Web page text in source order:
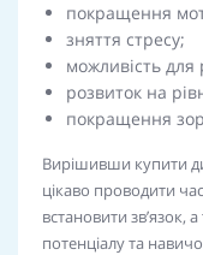
покращення
зняття стресу;
можливість
розвиток на
покращення
Вирішивши купити
цікаво проводити
встановити зв’язок,
потенціалу та